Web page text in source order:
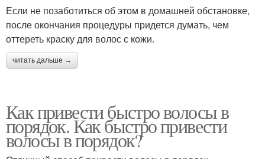
Если не позаботиться об этом в домашней обстановке,
после окончания процедуры придется думать, чем
оттереть краску для волос с кожи.
читать дальше →
Как привести быстро волосы в
порядок. Как быстро привести
волосы в порядок?